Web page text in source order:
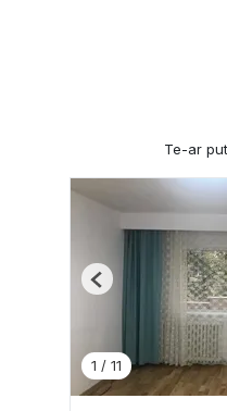
Te-ar
1 / 11
Previous